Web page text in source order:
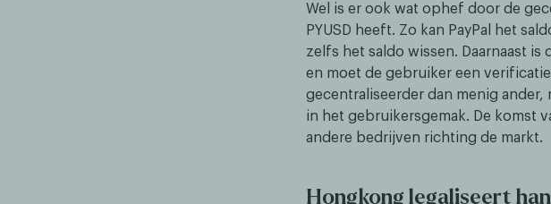
Wel is er ook wat ophef door de
PYUSD heeft. Zo kan PayPal het
zelfs het saldo wissen. Daarnaast is
en moet de gebruiker een
gecentraliseerder dan menig
in het gebruikersgemak. De komst
andere bedrijven richting de markt.
Hongkong legaliseert